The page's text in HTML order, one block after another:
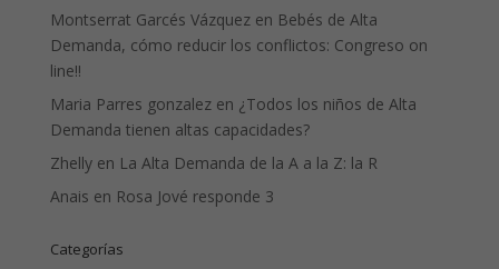
Montserrat Garcés Vázquezen Bebés de Alta
Demanda, cómo reducir los conflictos: Congreso on
line!!
Maria Parres gonzalezen ¿Todos los niños de Alta
Demanda tienen altas capacidades?
Zhellyen La Alta Demanda de la A a la Z: la R
Anais en Rosa Jové responde 3
Categorías